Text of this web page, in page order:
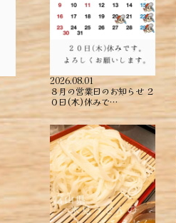
2026.08.01
８月の営業日のお知らせ ２
０日(木)休みで…